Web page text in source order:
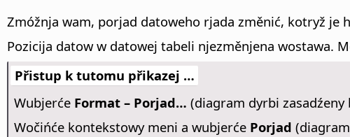
Zmóžnja wam, porjad datoweho rjada změnić, kotryž je
Pozicija datow w datowej tabeli njezměnjena wostawa.
Přistup k tutomu přikazej …
Wubjerće Format – Porjad… (diagram dyrbi zasadźeny
Wočińće kontekstowy meni a wubjerće Porjad